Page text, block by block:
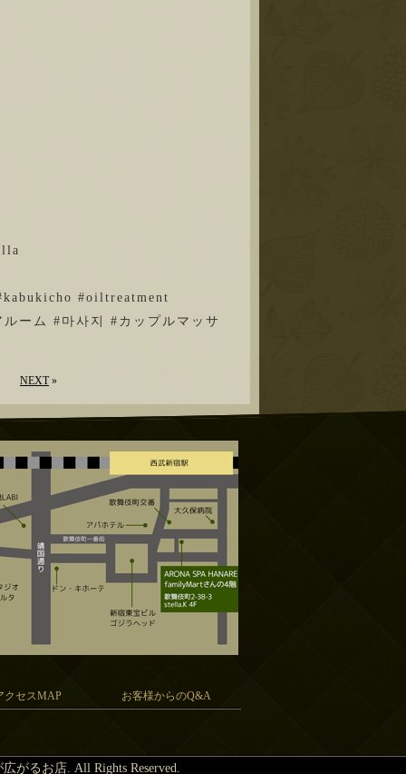
#oiltreatment
ーム #마사지 #カップルマッサ
NEXT»
クセスMAP お客様からのQ&A
広がるお店. All Rights Reserved.